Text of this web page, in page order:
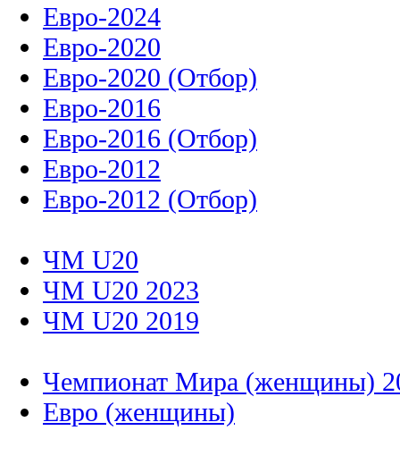
Евро-2024
Евро-2020
Евро-2020 (Отбор)
Евро-2016
Евро-2016 (Отбор)
Евро-2012
Евро-2012 (Отбор)
ЧМ U20
ЧМ U20 2023
ЧМ U20 2019
Чемпионат Мира (женщины)
Евро (женщины)